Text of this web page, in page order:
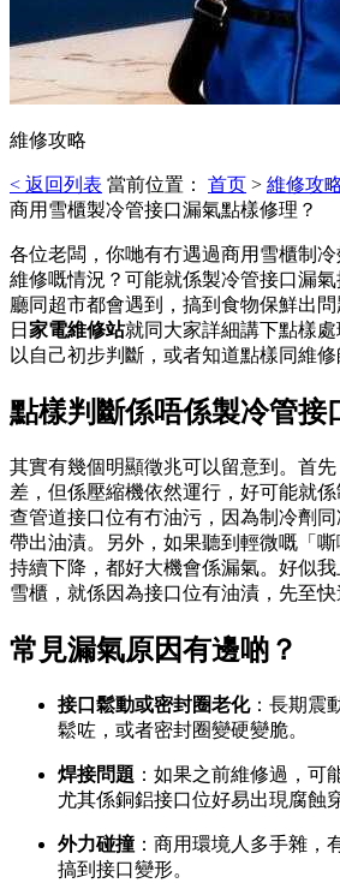
維修攻略
< 返回列表 當前位置： 首页 > 維修攻
商用雪櫃製冷管接口漏氣點樣修理？
各位老闆，你哋有冇遇過商用雪櫃制
維修嘅情況？可能就係製冷管接口漏
廳同超市都會遇到，搞到食物保鮮出
日 家電維修站就同大家詳細講下點樣
以自己初步判斷，或者知道點樣同維修
點樣判斷係唔係製冷管接
其實有幾個明顯徵兆可以留意到。首
差，但係壓縮機依然運行，好可能就
查管道接口位有冇油污，因為制冷劑
帶出油漬。另外，如果聽到輕微嘅「
持續下降，都好大機會係漏氣。好似
雪櫃，就係因為接口位有油漬，先至快
常見漏氣原因有邊啲？
接口鬆動或密封圈老化：長期震
鬆咗，或者密封圈變硬變脆。
焊接問題 ：如果之前維修過，可
尤其係銅鋁接口位好易出現腐蝕
外力碰撞 ：商用環境人多手雜，
搞到接口變形。